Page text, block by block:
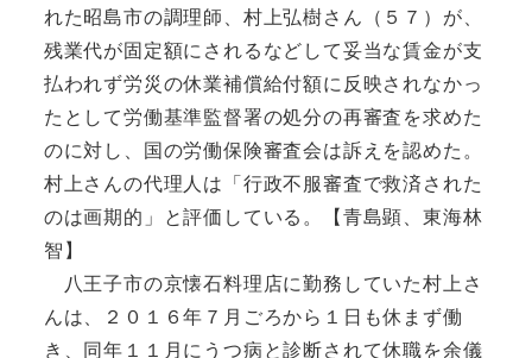
れた昭島市の調理師、村上弘樹さん（５７）が、
残業代が固定額にされるなどして妥当な賃金が支
払われず労災の休業補償給付額に反映されなかっ
たとして労働基準監督署の処分の再審査を求めた
のに対し、国の労働保険審査会は訴えを認めた。
村上さんの代理人は「行政不服審査で救済された
のは画期的」と評価している。【青島顕、東海林
智】
八王子市の京懐石料理店に勤務していた村上さ
んは、２０１６年７月ごろから１日も休まず働
き、同年１１月にうつ病と診断されて休職を余儀